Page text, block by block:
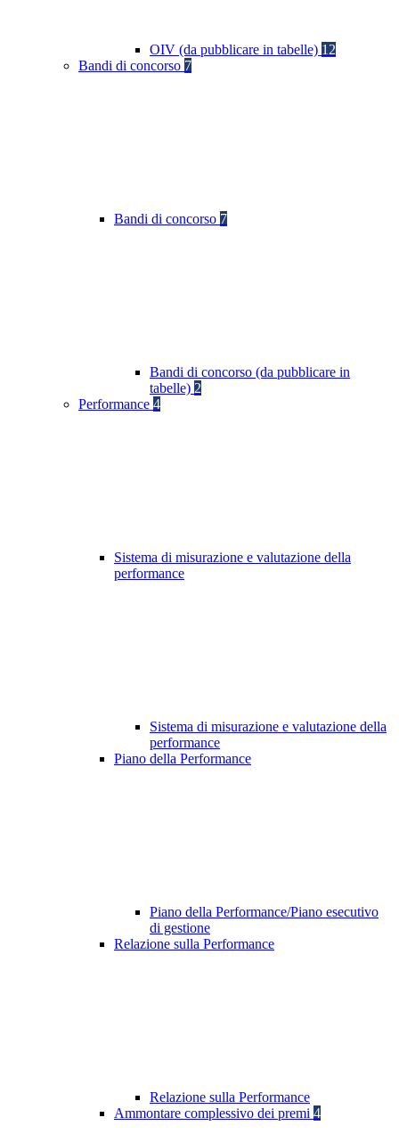
OIV (da pubblicare in tabelle) 12
Bandi di concorso 7
Bandi di concorso 7
Bandi di concorso (da pubblicare in
tabelle) 2
Performance 4
Sistema di misurazione e valutazione della
performance
Sistema di misurazione e valutazione della
performance
Piano della Performance
Piano della Performance/Piano esecutivo
di gestione
Relazione sulla Performance
Relazione sulla Performance
Ammontare complessivo dei premi 4